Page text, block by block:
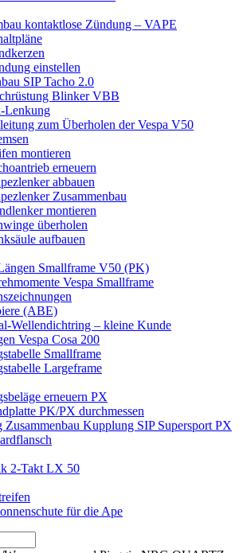
kontaktlose Zündung – VAPE
einstellen
SIP Tacho 2.0
Blinker VBB
Lenkung
zum Überholen der Vespa V50
montieren
erneuern
abbauen
Zusammenbau
montieren
überholen
aufbauen
Smallframe V50 (PK)
Vespa Smallframe
(ABE)
Wellendichtring – kleine Kunde
Vespa Cosa 200
Smallframe
Largeframe
erneuern PX
PK/PX durchmessen
Zusammenbau Kupplung SIP Supersport PX
2-Takt LX 50
für die Ape